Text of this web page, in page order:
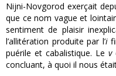
Nijni-Novgorod exerçait
que ce nom vague et
sentiment de plaisir
l’allitération produite par l’i
puérile et cabalistique. Lev
concluant, à quoi il nous